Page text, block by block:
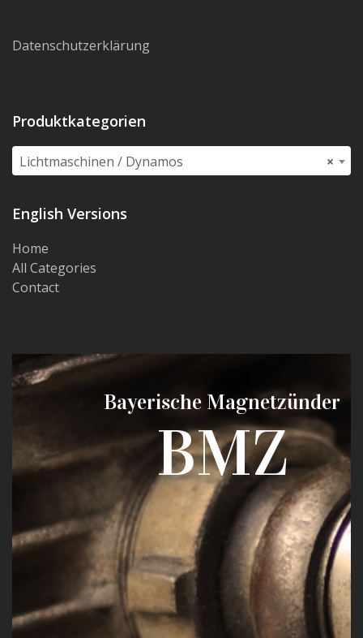
Datenschutzerklärung
Produktkategorien
×
Lichtmaschinen / Dynamos
English Versions
Home
All Categories
Contact
Bayerische Magnetzünder
BMZ